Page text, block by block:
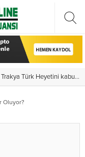
Türkiye Cumhurbaşkanı Erdoğan Batı Trakya Türk Heyetini kabul etti
Oluyor?